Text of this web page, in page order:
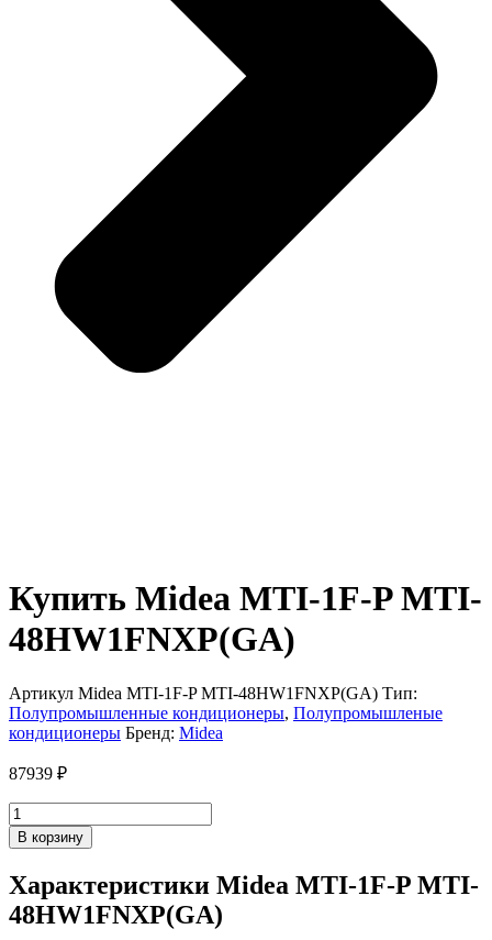
Купить Midea MTI-1F-P MTI-
48HW1FNXP(GA)
Артикул Midea MTI-1F-P MTI-48HW1FNXP(GA) Тип:
Полупромышленные кондиционеры, Полупромышленые
кондиционеры Бренд: Midea
87939 ₽
Количество
товара
Midea
1F-
P
MTI-
В корзину
Характеристики Midea MTI-1F-P MTI-
48HW1FNXP(GA)